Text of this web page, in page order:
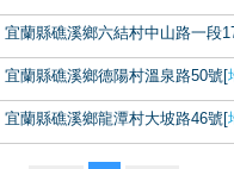
宜蘭縣礁溪鄉六結村中山路一段
宜蘭縣礁溪鄉德陽村溫泉路50號[
宜蘭縣礁溪鄉龍潭村大坡路46號[